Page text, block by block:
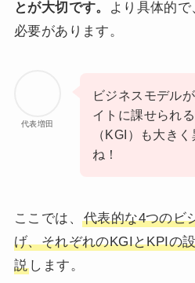
とが大切です。
より具体的
必要があります。
代表増田
ビジネスモデル
イトに課せられ
（KGI）も大き
ね！
ここでは、
代表的な4つのビ
げ、それぞれのKGIとKPIの
説 します。